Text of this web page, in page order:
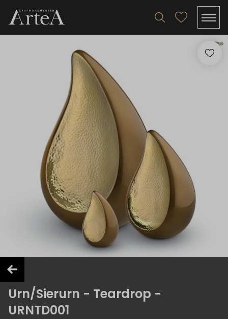
Urn/Sierurn - Teardrop -
URNTD001